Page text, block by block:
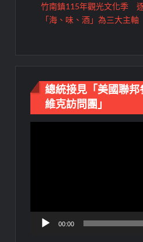
竹南鎮115年觀光文化季
「海、味、酒」為三大主軸
總統接見「美國聯
維克訪問團」
00:00